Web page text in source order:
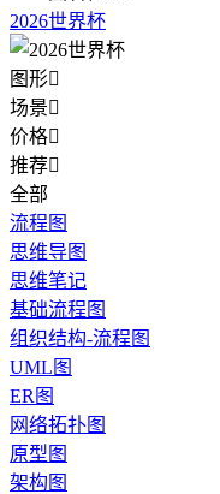
2026世界杯
图形
场景
价格
推荐
全部
流程图
思维导图
思维笔记
基础流程图
组织结构-流程图
UML图
ER图
网络拓扑图
原型图
架构图